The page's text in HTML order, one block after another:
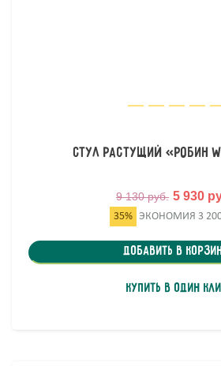
Стул растущий «Робин
9 130 руб. 5 930
35% ЭКОНОМИЯ 3
Добавить в
Купить в один